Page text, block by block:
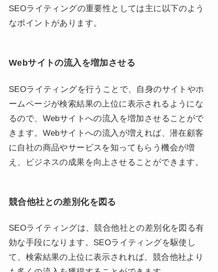
SEOライティングの重要性としては主に以下のよう
なポイントがあります。
Webサイトの流入を増加させる
SEOライティングを行うことで、自身のサイトやホ
ームページが検索結果の上位に表示されるようにな
るので、Webサイトへの流入を増加させることがで
きます。Webサイトへの流入が増えれば、潜在顧客
に自社の商品やサービスを知ってもらう機会が増
え、ビジネスの成果を向上させることができます。
競合他社との差別化を図る
SEOライティングは、競合他社との差別化を図る有
効な手段になります。SEOライティングを駆使し
て、検索結果の上位に表示されれば、競合他社より